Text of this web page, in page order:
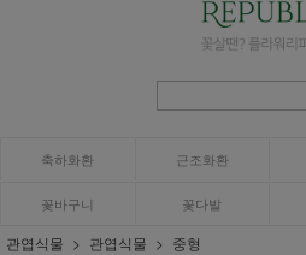
축하화환 근조화환
꽃바구니 꽃다발
관엽식물 관엽식물 중형